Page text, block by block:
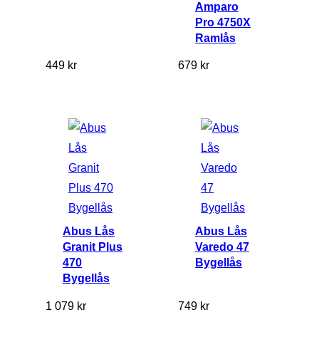
449 kr
Amparo
Pro 4750X
Ramlås
679 kr
Abus Lås
Granit Plus
470
Bygellås
1 079 kr
Abus Lås
Varedo 47
Bygellås
749 kr